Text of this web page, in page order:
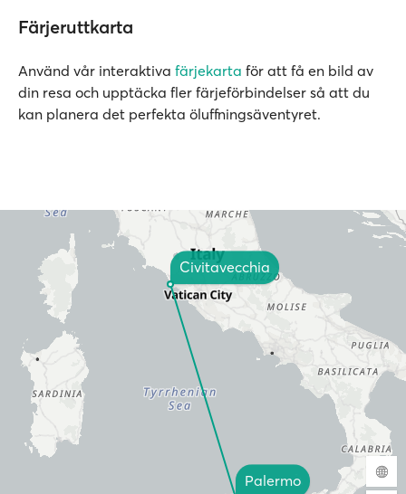
Färjeruttkarta
Använd vår interaktiva färjekarta för att få en bild av
din resa och upptäcka fler färjeförbindelser så att du
kan planera det perfekta öluffningsäventyret.
Palermo
Civitavecchia